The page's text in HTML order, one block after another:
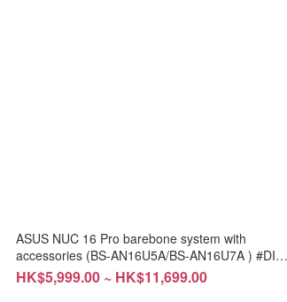
ASUS NUC 16 Pro barebone system with
accessories (BS-AN16U5A/BS-AN16U7A ) #DIY
#free installation
HK$5,999.00 ~ HK$11,699.00